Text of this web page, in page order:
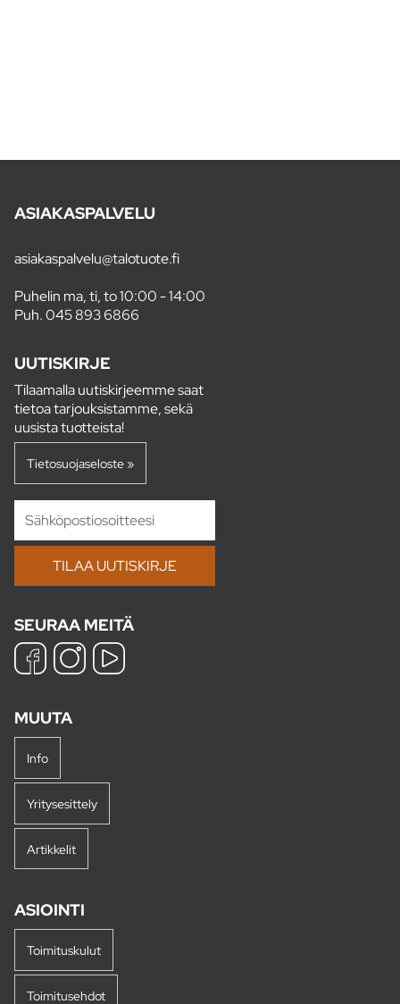
ASIAKASPALVELU
asiakaspalvelu@talotuote.fi
Puhelin ma, ti, to 10:00 - 14:00
Puh.045 893 6866
UUTISKIRJE
Tilaamalla uutiskirjeemme saat
tietoa tarjouksistamme, sekä
uusista tuotteista!
Tietosuojaseloste »
SEURAA MEITÄ
MUUTA
Info
Yritysesittely
Artikkelit
ASIOINTI
Toimituskulut
Toimitusehdot